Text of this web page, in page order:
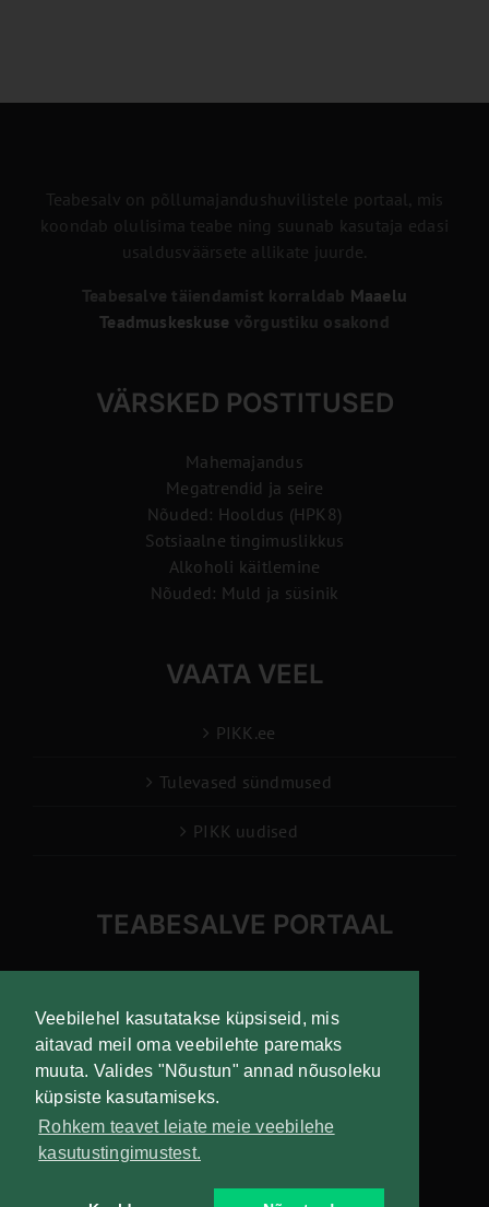
Veebilehel kasutatakse küpsiseid, mis
aitavad meil oma veebilehte paremaks
muuta. Valides "Nõustun" annad nõusoleku
küpsiste kasutamiseks.
Rohkem teavet leiate meie veebilehe
kasutustingimustest.
Teabesalv on põllumajandushuvilistele portaal, mis
koondab olulisima teabe ning suunab kasutaja edasi
usaldusväärsete allikate juurde.
Teabesalve täiendamist korraldab Maaelu
Teadmuskeskuse võrgustiku osakond
VÄRSKED POSTITUSED
Mahemajandus
Megatrendid ja seire
Nõuded: Hooldus (HPK8)
Sotsiaalne tingimuslikkus
Alkoholi käitlemine
Nõuded: Muld ja süsinik
VAATA VEEL
PIKK.ee
Tulevased sündmused
PIKK uudised
TEABESALVE PORTAAL
Liitu uudiskirjaga!